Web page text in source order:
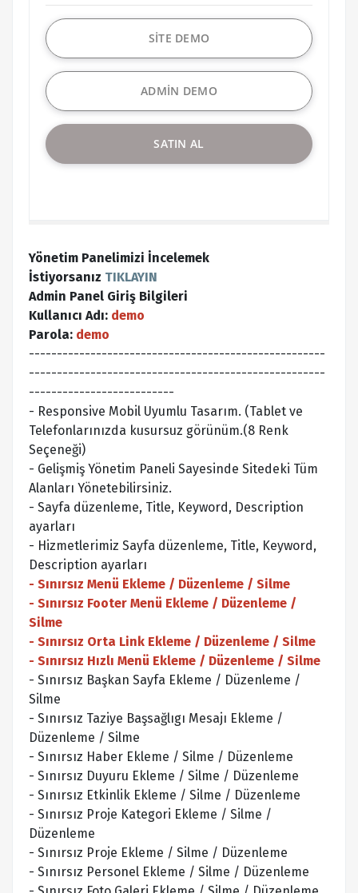
SİTE DEMO
ADMİN DEMO
SATIN AL
Yönetim Panelimizi İncelemek
İstiyorsanız TIKLAYIN
Admin Panel Giriş Bilgileri
Kullanıcı Adı: demo
Parola: demo
-----------------------------------------------------
-----------------------------------------------------
--------------------------
- Responsive Mobil Uyumlu Tasarım. (Tablet ve
Telefonlarınızda kusursuz görünüm.(8 Renk
Seçeneği)
- Gelişmiş Yönetim Paneli Sayesinde Sitedeki Tüm
Alanları Yönetebilirsiniz.
- Sayfa düzenleme, Title, Keyword, Description
ayarları
- Hizmetlerimiz Sayfa düzenleme, Title, Keyword,
Description ayarları
- Sınırsız Menü Ekleme / Düzenleme / Silme
- Sınırsız Footer Menü Ekleme / Düzenleme /
Silme
- Sınırsız Orta Link Ekleme / Düzenleme / Silme
- Sınırsız Hızlı Menü Ekleme / Düzenleme / Silme
- Sınırsız Başkan Sayfa Ekleme / Düzenleme /
Silme
- Sınırsız Taziye Başsağlıgı Mesajı Ekleme /
Düzenleme / Silme
- Sınırsız Haber Ekleme / Silme / Düzenleme
- Sınırsız Duyuru Ekleme / Silme / Düzenleme
- Sınırsız Etkinlik Ekleme / Silme / Düzenleme
- Sınırsız Proje Kategori Ekleme / Silme /
Düzenleme
- Sınırsız Proje Ekleme / Silme / Düzenleme
- Sınırsız Personel Ekleme / Silme / Düzenleme